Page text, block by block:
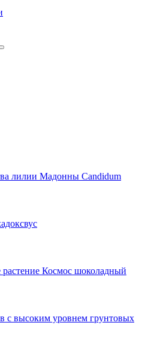
лилии Мадонны Candidum
Космос шоколадный
с высоким уровнем грунтовых